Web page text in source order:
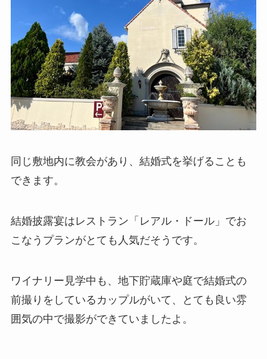
同じ敷地内に教会があり、結婚式を挙げることも
できます。
結婚披露宴はレストラン「レアル・ドール」でお
こなうプランがとても人気だそうです。
ワイナリー見学中も、地下貯蔵庫や庭で結婚式の
前撮りをしているカップルがいて、とても良い雰
囲気の中で撮影ができていましたよ。